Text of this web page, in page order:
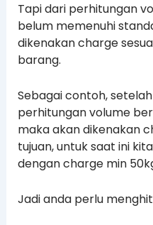
Tapi dari perhitungan
belum memenuhi
dikenakan charge
barang.
Sebagai contoh,
perhitungan volume
maka akan dikenakan
tujuan, untuk saat ini
dengan charge min
Jadi anda perlu